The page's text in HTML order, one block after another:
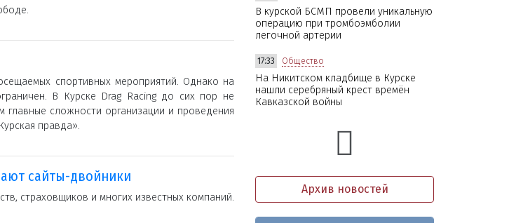
спортивных мероприятий. Однако на
В Курске Drag Racing до сих пор не
главные сложности организации и проведения
правда».
сайты-двойники
страховщиков и многих известных компаний.
В курской БСМП провели уникальную
операцию при тромбоэмболии
легочной артерии
17:33 Общество
На Никитском кладбище в Курске
нашли серебряный крест времён
Кавказской войны
Архив новостей